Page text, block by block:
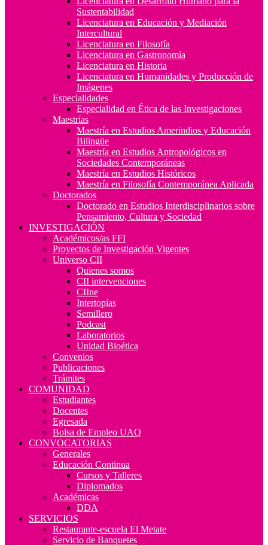
Sustentabilidad
Licenciatura en Educación y Mediación
Intercultural
Licenciatura en Filosofía
Licenciatura en Gastronomía
Licenciatura en Historia
Licenciatura en Humanidades y Producción de
Imágenes
Especialidades
Especialidad en Ética de las Investigaciones
Maestrías
Maestría en Estudios Amerindios y Educación
Bilingüe
Maestría en Estudios Antropológicos en
Sociedades Contemporáneas
Maestría en Estudios Históricos
Maestría en Filosofía Contemporánea Aplicada
Doctorados
Doctorado en Estudios Interdisciplinarios sobre
Pensamiento, Cultura y Sociedad
INVESTIGACIÓN
Académicos/as FFI
Proyectos de Investigación Vigentes
Universo CII
Quienes somos
CII intervenciones
CIIne
Intertopías
Semillero
Podcast
Laboratorios
Unidad Bioética
Convenios
Publicaciones
Trámites
COMUNIDAD
Estudiantes
Docentes
Egresada
Bolsa de Empleo UAQ
CONVOCATORIAS
Generales
Educación Continua
Cursos y Talleres
Diplomados
Académicas
DDA
SERVICIOS
Restaurante-escuela El Metate
Servicio de Banquetes